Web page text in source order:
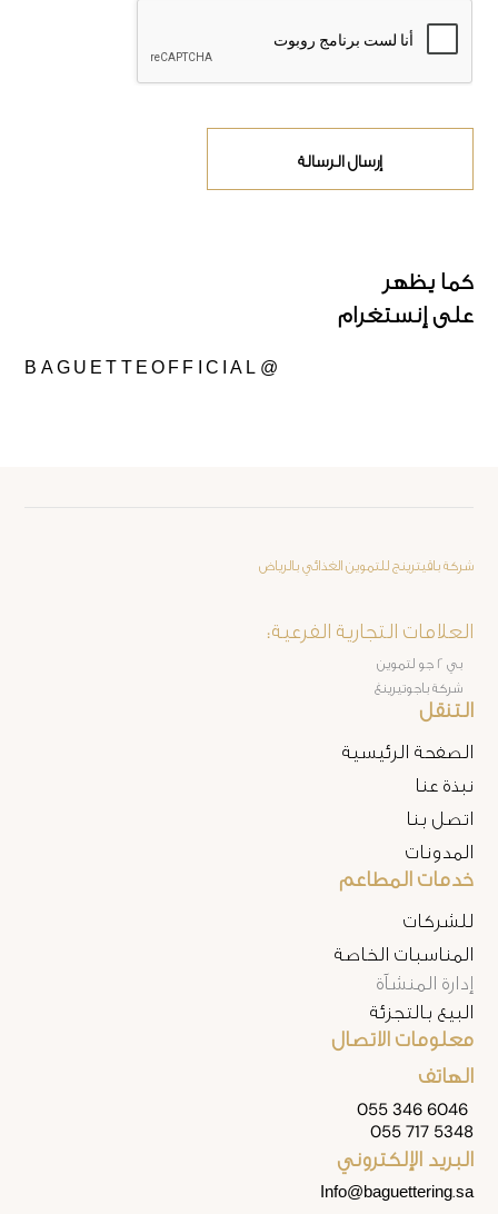
إرسال الرسالة
كما يظهر
على إنستغرام
@BAGUETTEOFFICIAL
العلامات التجارية الفرعية:
التنقل
الصفحة الرئيسية
نبذة عنا
اتصل بنا
المدونات
خدمات المطاعم
للشركات
المناسبات الخاصة
إدارة المنشآة
البيع بالتجزئة
معلومات الاتصال
الهاتف
055 346 6046
055 717 5348
البريد الإلكتروني
Info@baguettering.sa